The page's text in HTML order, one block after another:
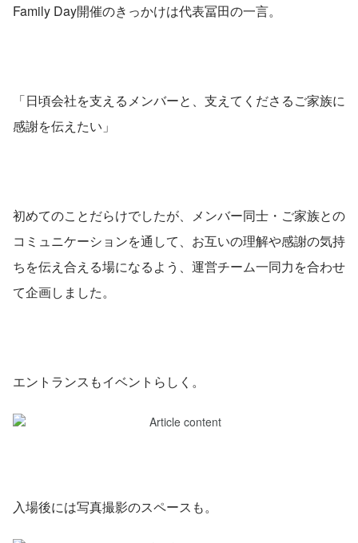
Family Day開催のきっかけは代表冨田の一言。
「日頃会社を支えるメンバーと、支えてくださるご家族に
感謝を伝えたい」
初めてのことだらけでしたが、メンバー同士・ご家族との
コミュニケーションを通して、お互いの理解や感謝の気持
ちを伝え合える場になるよう、運営チーム一同力を合わせ
て企画しました。
エントランスもイベントらしく。
入場後には写真撮影のスペースも。